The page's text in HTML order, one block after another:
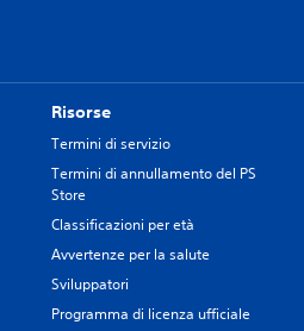
Risorse
Termini di servizio
Termini di annullamento del PS
Store
Classificazioni per età
Avvertenze per la salute
Sviluppatori
Programma di licenza ufficiale